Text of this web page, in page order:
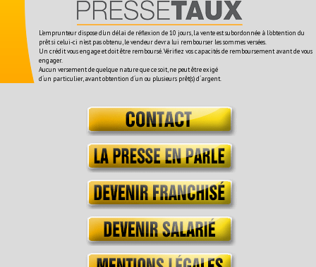
L'emprunteur dispose d'un délai de réflexion de 10 jours, la vente est subordonnée à l'obtention du
prêt si celui-ci n'est pas obtenu, le vendeur devra lui rembourser les sommes versées.
Un crédit vous engage et doit être remboursé. Vérifiez vos capacités de remboursement avant de vous
engager.
Aucun versement de quelque nature que ce soit, ne peut être exigé
d´un particulier, avant obtention d´un ou plusieurs prêt(s) d´argent.